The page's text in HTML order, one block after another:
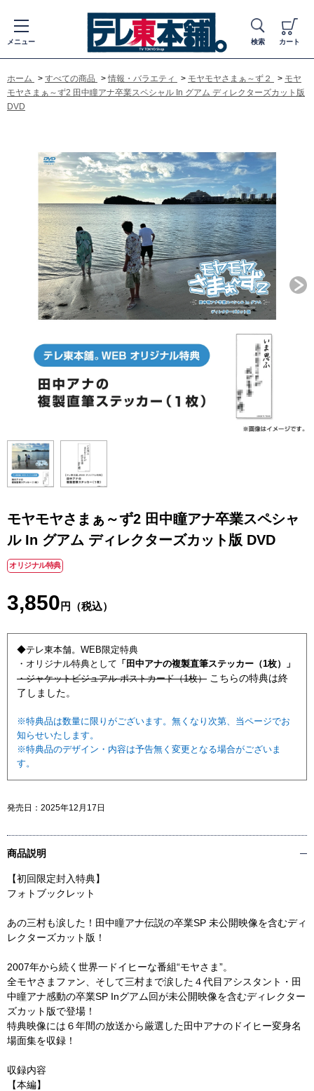
メニュー 検索 カート
ホーム > すべての商品 >情報・バラエティ > モヤモヤさまぁ～ず２ > モヤ
モヤさまぁ～ず2 田中瞳アナ卒業スペシャル In グアム ディレクターズカット版
DVD
モヤモヤさまぁ～ず2 田中瞳アナ卒業スペシャ
ル In グアム ディレクターズカット版 DVD
オリジナル特典
3,850 円（税込）
◆テレ東本舗。WEB限定特典
・オリジナル特典として 「田中アナの複製直筆ステッカー（1枚）」
・ジャケットビジュアル ポストカード（1枚） こちらの特典は終
了しました。
※特典品は数量に限りがございます。無くなり次第、当ページでお
知らせいたします。
※特典品のデザイン・内容は予告無く変更となる場合がございま
す。
発売日： 2025年12月17日
商品説明
【初回限定封入特典】
フォトブックレット
あの三村も涙した！田中瞳アナ伝説の卒業SP 未公開映像を含むディ
レクターズカット版！
2007年から続く世界一ドイヒーな番組“モヤさま”。
全モヤさまファン、そして三村まで涙した４代目アシスタント・田
中瞳アナ感動の卒業SP Inグアム回が未公開映像を含むディレクター
ズカット版で登場！
特典映像には６年間の放送から厳選した田中アナのドイヒー変身名
場面集を収録！
収録内容
【本編】